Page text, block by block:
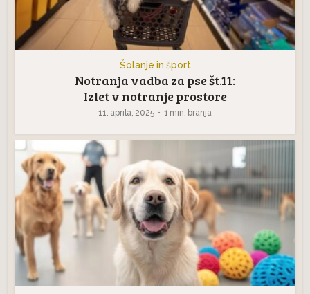
Šolanje in šport
Notranja vadba za pse št.11:
Izlet v notranje prostore
11. aprila, 2025 1 min. branja